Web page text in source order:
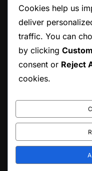
Wer wir sind
Cookie-Richtlinie
KATEGORIEN
DLC-Einlösung für God
Inspiro
Cookies help us
deliver
traffic. You can
by clicking
consent or Reject
cookies.